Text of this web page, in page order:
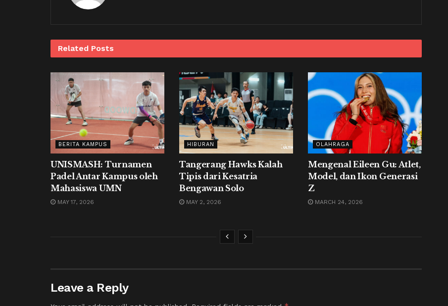
Related Posts
BERITA KAMPUS
UNISMASH: Turnamen
Padel Antar Kampus oleh
Mahasiswa UMN
MAY 17, 2026
HIBURAN
Tangerang Hawks Kalah
Tipis dari Kesatria
Bengawan Solo
MAY 2, 2026
OLAHRAGA
Mengenal Eileen Gu: Atlet,
Model, dan Ikon Generasi
Z
MARCH 24, 2026
Leave a Reply